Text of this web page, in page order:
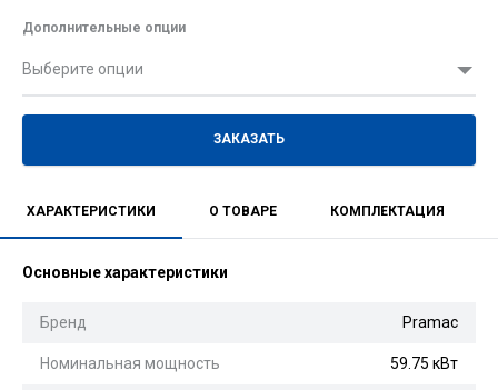
Дополнительные опции
Выберите опции
ЗАКАЗАТЬ
ХАРАКТЕРИСТИКИ О ТОВАРЕ КОМПЛЕКТАЦИЯ
Основные характеристики
Бренд Pramac
Номинальная мощность 59.75 кВт